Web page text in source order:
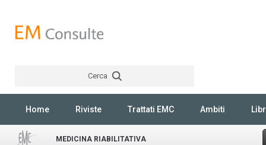
Cerca
Home Riviste Trattati EMC Ambiti
MEDICINA RIABILITATIVA